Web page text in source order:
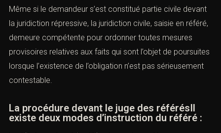
Même si le demandeur s’est constitué partie civile devant
la juridiction répressive, la juridiction civile, saisie en référé,
demeure compétente pour ordonner toutes mesures
provisoires relatives aux faits qui sont l’objet de poursuites
lorsque l’existence de l’obligation n’est pas sérieusement
contestable.
La procédure devant le juge des référésIl
existe deux modes d’instruction du référé :